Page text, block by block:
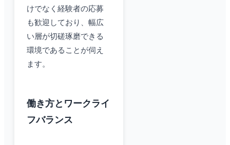
けでなく経験者の応募
も歓迎しており、幅広
い層が切磋琢磨できる
環境であることが伺え
ます。
働き方とワークライ
フバランス